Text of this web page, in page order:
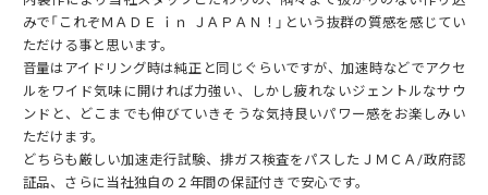
みで「これぞＭＡＤＥ ｉｎ ＪＡＰＡＮ！」という抜群の質感を感じてい
ただける事と思います。
音量はアイドリング時は純正と同じぐらいですが、加速時などでアクセ
ルをワイド気味に開ければ力強い、しかし疲れないジェントルなサウ
ンドと、どこまでも伸びていきそうな気持良いパワー感をお楽しみい
ただけます。
どちらも厳しい加速走行試験、排ガス検査をパスしたＪＭＣＡ/政府認
証品、さらに当社独自の２年間の保証付きで安心です。